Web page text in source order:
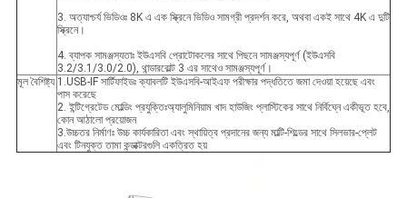
3. অত্যাশ্চর্য ভিডিওঃ 8K এ এক স্ক্রিনে ভিডিও সামগ্রী প্রদর্শন করে, অথবা একই সাথে 4K এ দুটি
স্ক্রিনে।
4. ব্যাপক সামঞ্জস্যতাঃ ইউএসবি প্রোটোকলের সাথে পিছনে সামঞ্জস্যপূর্ণ (ইউএসবি
3.2/3.1/3.0/2.0), থান্ডারবোল্ট 3 এর সাথেও সামঞ্জস্যপূর্ণ।
মূল বৈশিষ্ট্য 1.USB-IF সার্টিফাইডঃ ক্যাবলটি ইউএসবি-আইএফ পরীক্ষার পদ্ধতিতে জমা দেওয়া হয়েছে এবং
পাস করেছে
2. ইন্টিগ্রেটেড মোল্ডিং প্রযুক্তিঃঅ্যালুমিনিয়াম খাদ হাউজিং প্লাস্টিকের সাথে নির্বিঘ্নে একীভূত হবে,
কোন আঠালো প্রয়োজন
3.উচ্চতর নির্মাণঃ উচ্চ কার্যকারিতা এবং স্থায়িত্ব প্রদানের জন্য মাল্টি-শিল্ডের সাথে সিলভার-প্লেট
এবং টিনযুক্ত তামা কন্ডাক্টরগুলি একত্রিত হয়